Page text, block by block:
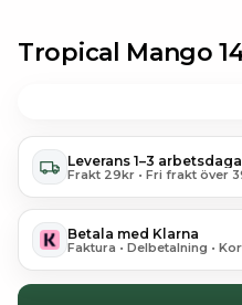
Tropical Mango
Leverans 1–3
Frakt 29kr • Fri frakt över
Betala med Klarna
Faktura • Delbetalning •